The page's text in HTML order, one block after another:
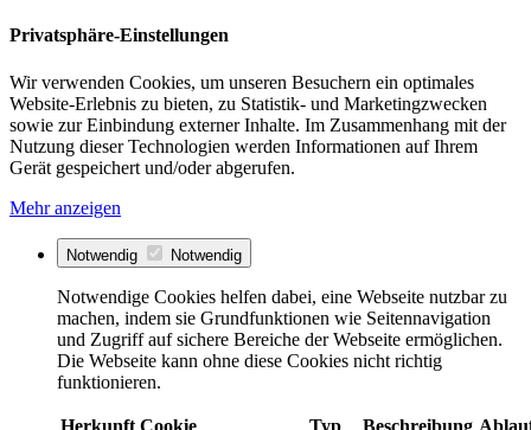
Privatsphäre-Einstellungen
Wir verwenden Cookies, um unseren Besuchern ein optimales
Website-Erlebnis zu bieten, zu Statistik- und Marketingzwecken
sowie zur Einbindung externer Inhalte. Im Zusammenhang mit der
Nutzung dieser Technologien werden Informationen auf Ihrem
Gerät gespeichert und/oder abgerufen.
Mehr anzeigen
Notwendig Notwendig
Notwendige Cookies helfen dabei, eine Webseite nutzbar zu
machen, indem sie Grundfunktionen wie Seitennavigation
und Zugriff auf sichere Bereiche der Webseite ermöglichen.
Die Webseite kann ohne diese Cookies nicht richtig
funktionieren.
Herkunft Cookie Typ Beschreibung